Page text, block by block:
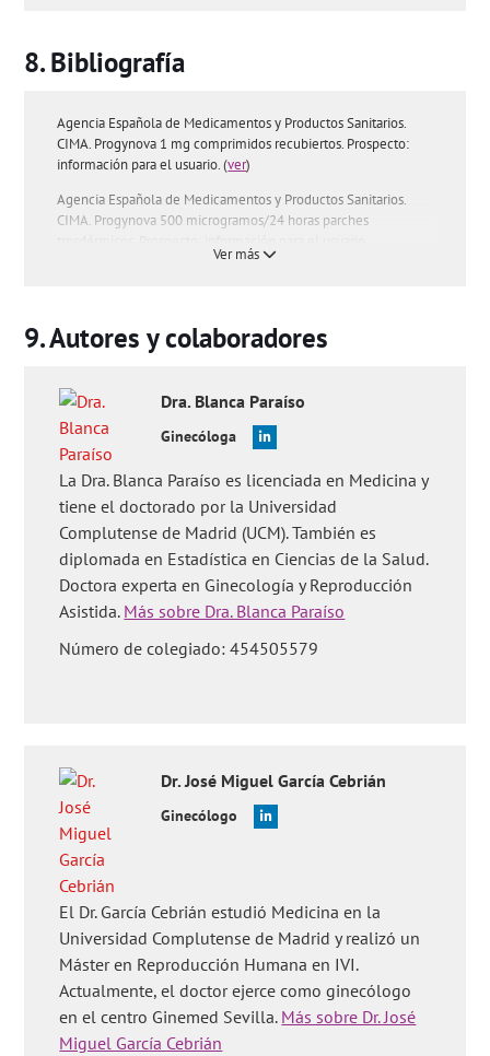
Bibliografía
Agencia Española de Medicamentos y Productos Sanitarios.
CIMA. Progynova 1 mg comprimidos recubiertos. Prospecto:
información para el usuario. (ver)
Agencia Española de Medicamentos y Productos Sanitarios.
CIMA. Progynova 500 microgramos/24 horas parches
engorda?','¿Se puede tomar Progynova en el embarazo?'
'¿Cuál es el precio de Progynova?'
Ver más
Autores y colaboradores
Dra. Blanca Paraíso
Ginecóloga
La Dra. Blanca Paraíso es licenciada en Medicina y
tiene el doctorado por la Universidad
Complutense de Madrid (UCM). También es
diplomada en Estadística en Ciencias de la Salud.
Doctora experta en Ginecología y Reproducción
Asistida. Más sobre Dra. Blanca Paraíso
Número de colegiado: 454505579
Dr.José MiguelGarcía Cebrián
Ginecólogo
El Dr. García Cebrián estudió Medicina en la
Universidad Complutense de Madrid y realizó un
Máster en Reproducción Humana en IVI.
Actualmente, el doctor ejerce como ginecólogo
en el centro Ginemed Sevilla. Más sobre Dr. José
Miguel García Cebrián